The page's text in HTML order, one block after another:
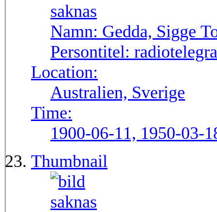
Namn: Gedda, Sigge
Persontitel:
Location:
Australien, Sverige
Time:
1900-06-11, 1950-03-
Thumbnail